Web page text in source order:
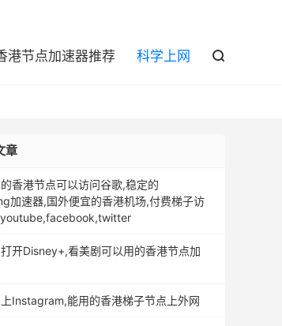
港节点加速器推荐 科学上网 
章
香港节点可以访问谷歌,稳定的
加速器,国外便宜的香港机场,付费梯子访
开Disney+,看美剧可以用的香港节点加
Instagram,能用的香港梯子节点上外网